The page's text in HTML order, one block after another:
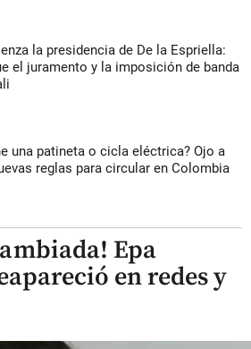
la presidencia de De la Espriella:
el juramento y la imposición de banda
una patineta o cicla eléctrica? Ojo a
reglas para circular en Colombia
Epa
en redes y